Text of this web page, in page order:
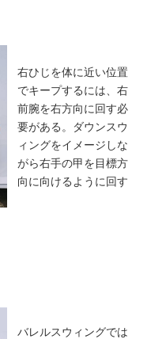
右ひじを体に近い位置
でキープするには、右
前腕を右方向に回す必
要がある。ダウンスウ
ィングをイメージしな
がら右手の甲を目標方
向に向けるように回す
バレルスウィングでは